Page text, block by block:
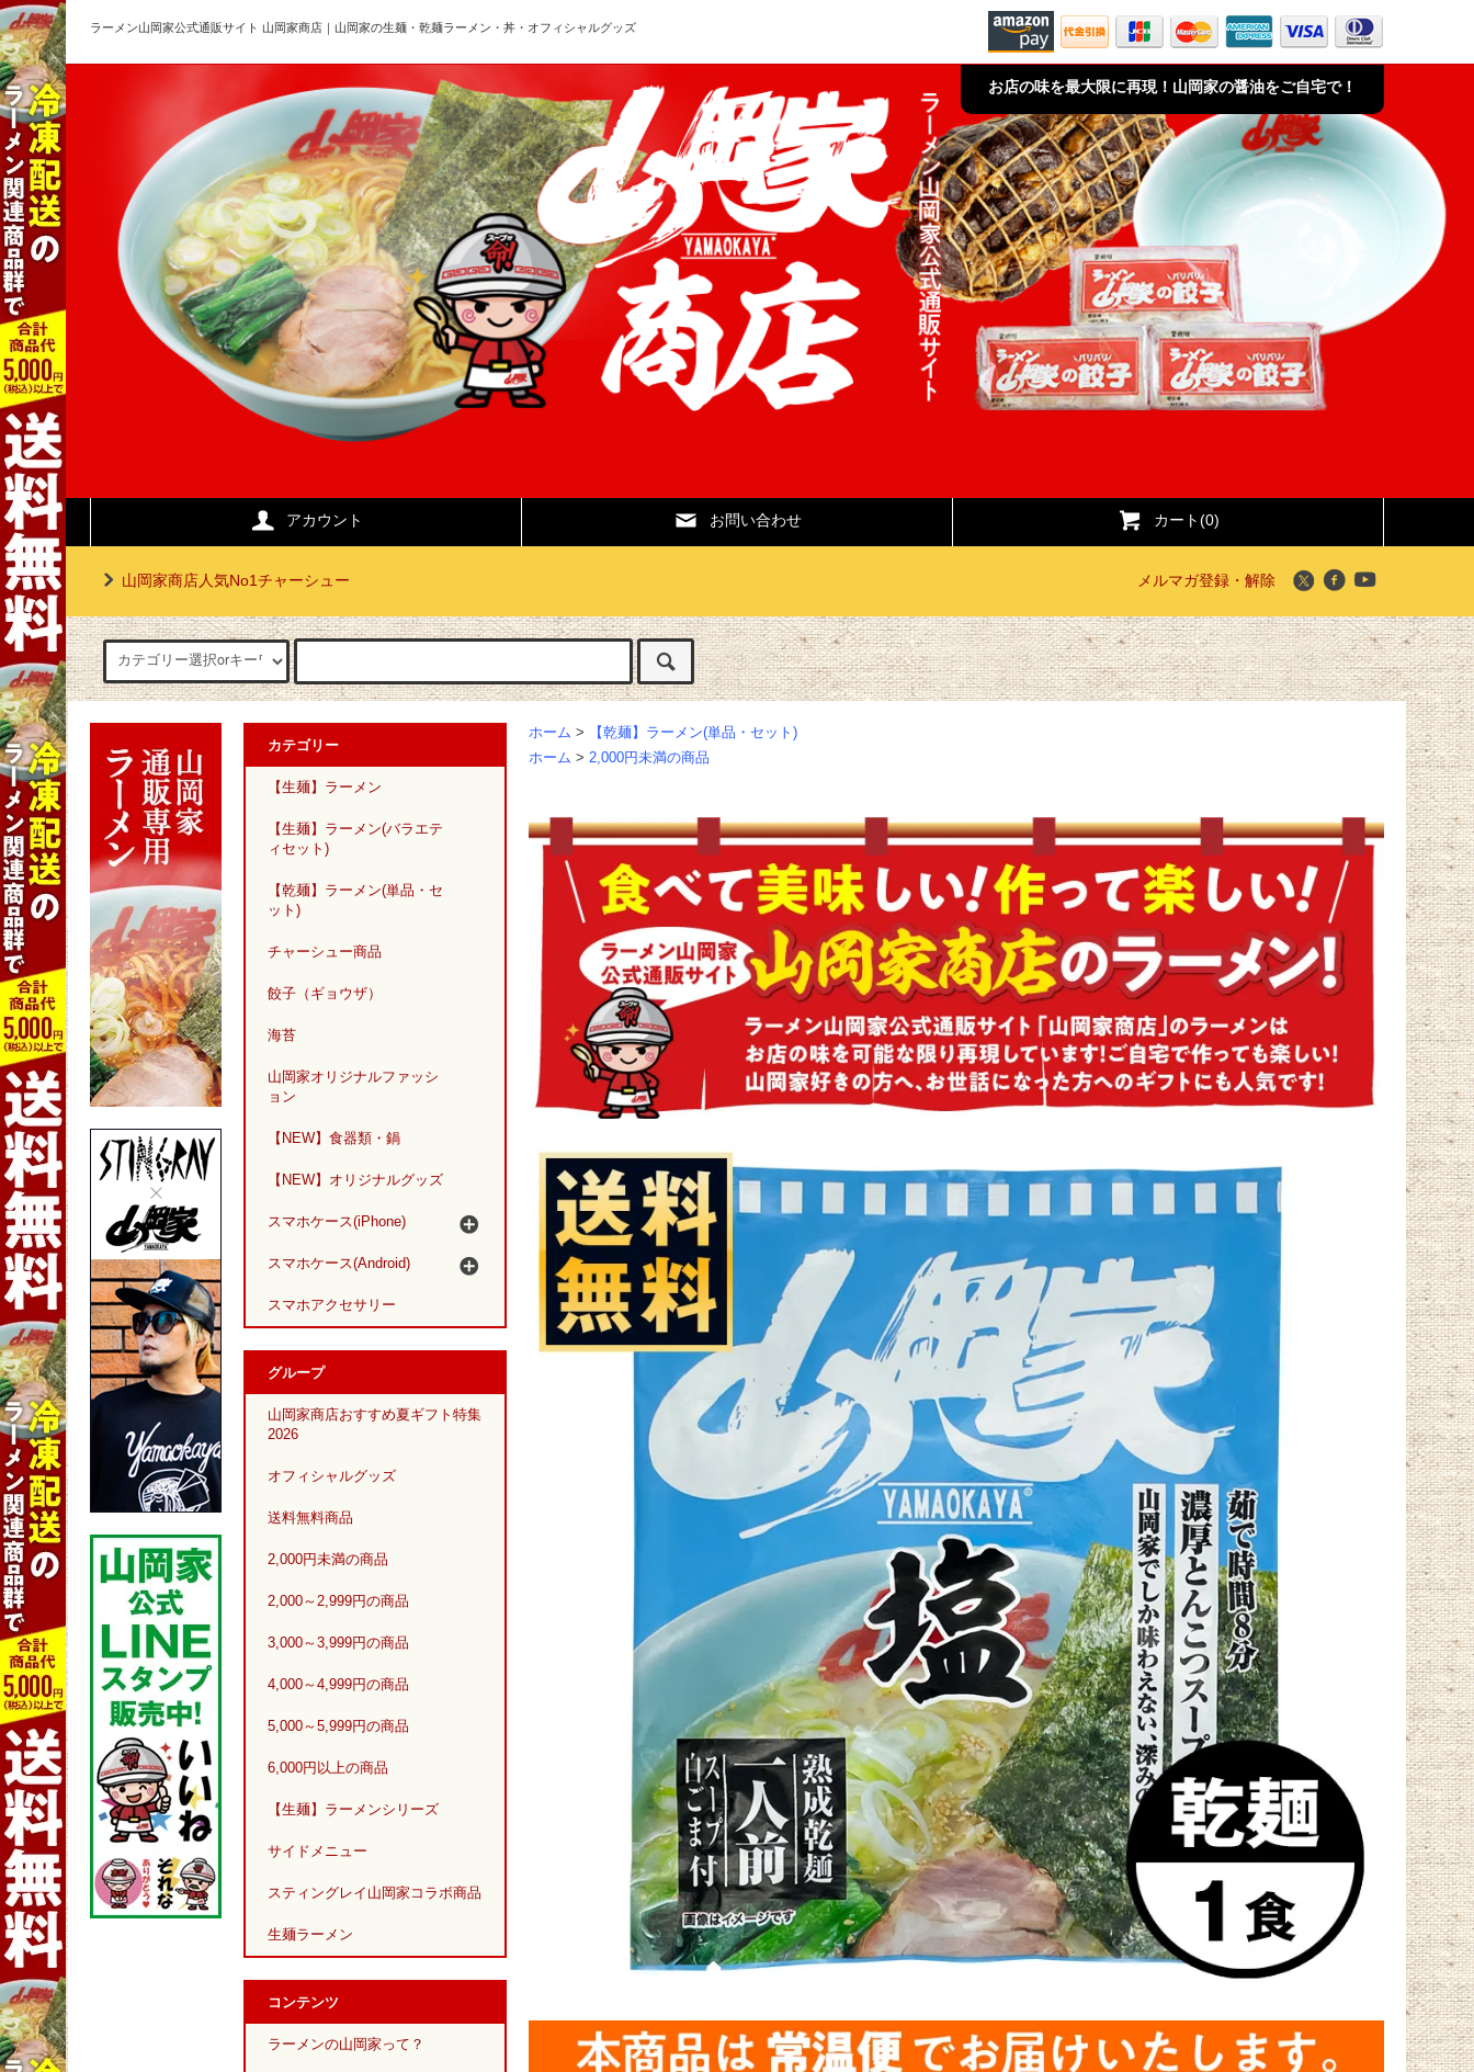
ラーメン山岡家公式通販サイト 山岡家商店｜山岡家の生麺・乾麺ラーメン・丼・オフィシャルグッズ
お店の味を最大限に再現！山岡家の醤油をご自宅で！
アカウント お問い合わせ カート(0)
山岡家商店人気No1チャーシュー メルマガ登録・解除
ホーム >
【乾麺】ラーメン(単品・セット)
ホーム > 2,000円未満の商品
カテゴリー
【生麺】ラーメン
【生麺】ラーメン(バラエテ
ィセット)
【乾麺】ラーメン(単品・セ
ット)
チャーシュー商品
餃子（ギョウザ）
海苔
山岡家オリジナルファッシ
ョン
【NEW】食器類・鍋
【NEW】オリジナルグッズ
スマホケース(iPhone)
スマホケース(Android)
スマホアクセサリー
グループ
山岡家商店おすすめ夏ギフト特集
2026
オフィシャルグッズ
送料無料商品
2,000円未満の商品
2,000～2,999円の商品
3,000～3,999円の商品
4,000～4,999円の商品
5,000～5,999円の商品
6,000円以上の商品
【生麺】ラーメンシリーズ
サイドメニュー
スティングレイ山岡家コラボ商品
生麺ラーメン
コンテンツ
ラーメンの山岡家って？